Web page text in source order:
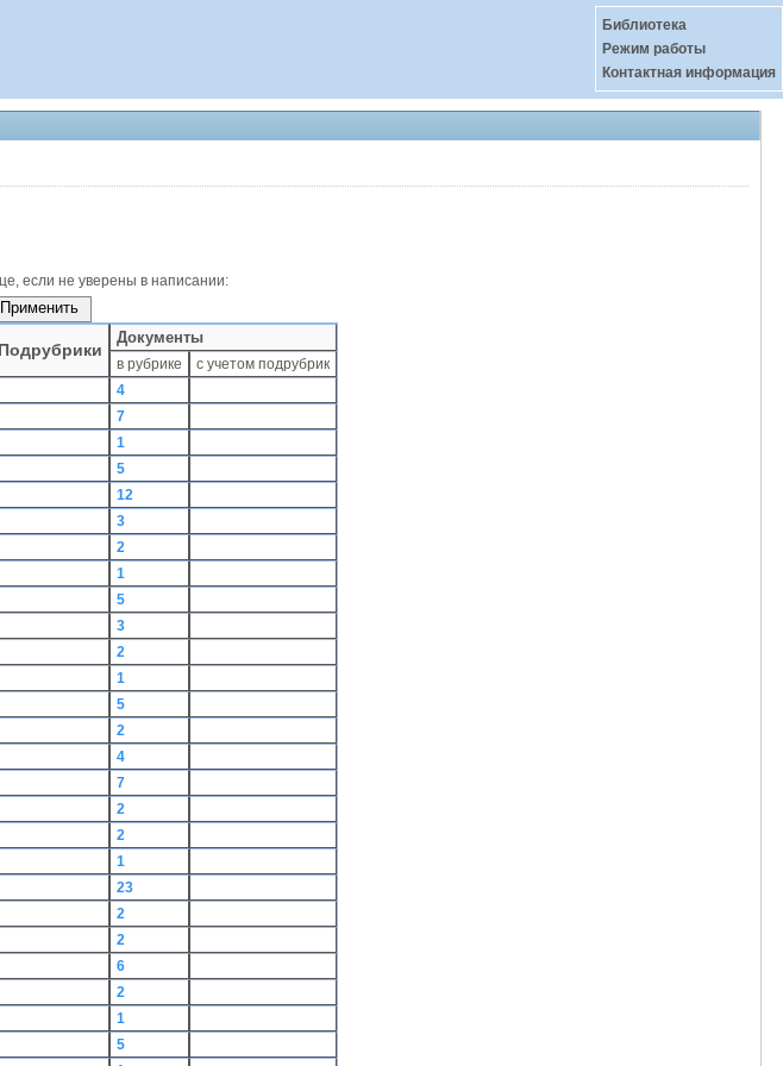
Библиотека
Режим работы
Контактная информация
если не уверены в написании:
Подрубрики
Документы
в рубрике
с учетом подрубрик
4
7
1
5
12
3
2
1
5
3
2
1
5
2
4
7
2
2
1
23
2
2
6
2
1
5